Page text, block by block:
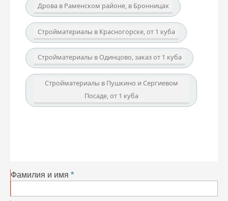
Дрова в Раменском районе, в Бронницах
Стройматериалы в Красногорске, от 1 куба
Стройматериалы в Одинцово, заказ от 1 куба
Стройматериалы в Пушкино и Сергиевом
Посаде, от 1 куба
Фамилия и имя